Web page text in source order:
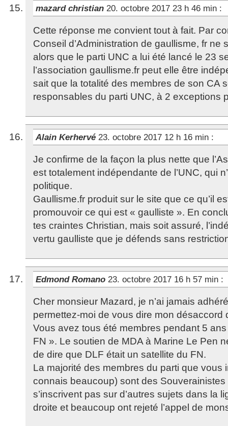
mazard christian 20. octobre 2017 23 h 46 min :
Cette réponse me convient tout à fait. Par
Conseil d’Administration de gaullisme, fr ne
alors que le parti UNC a lui été lancé le 23
l’association gaullisme.fr peut elle être
sait que la totalité des membres de son CA
responsables du parti UNC, à 2 exceptions
Alain Kerhervé 23. octobre 2017 12 h 16 min :
Je confirme de la façon la plus nette que
est totalement indépendante de l’UNC, qui
politique.
Gaullisme.fr produit sur le site que ce qu’il
promouvoir ce qui est « gaulliste ». En
tes craintes Christian, mais soit assuré,
vertu gaulliste que je défends sans
Edmond Romano 23. octobre 2017 16 h 57 min :
Cher monsieur Mazard, je n’ai jamais
permettez-moi de vous dire mon
Vous avez tous été membres pendant 5 ans
FN ». Le soutien de MDA à Marine Le Pen
de dire que DLF était un satellite du FN.
La majorité des membres du parti que vous
connais beaucoup) sont des
s’inscrivent pas sur d’autres sujets dans la
droite et beaucoup ont rejeté l’appel de